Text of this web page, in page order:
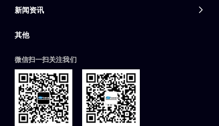
新闻资讯 
其他
微信扫一扫关注我们